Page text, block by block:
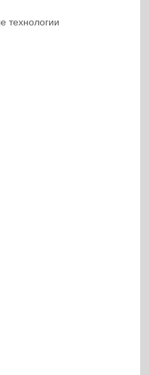
технологии